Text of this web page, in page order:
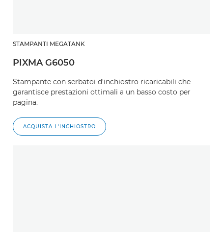
STAMPANTI MEGATANK
PIXMA G6050
Stampante con serbatoi d'inchiostro ricaricabili che
garantisce prestazioni ottimali a un basso costo per
pagina.
ACQUISTA L'INCHIOSTRO